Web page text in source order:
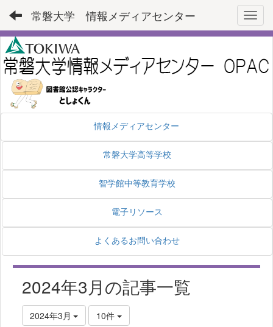
常磐大学 情報メディアセンター
情報メディアセンター
常磐大学高等学校
智学館中等教育学校
電子リソース
よくあるお問い合わせ
2024年3月の記事一覧
2024年3月 10件